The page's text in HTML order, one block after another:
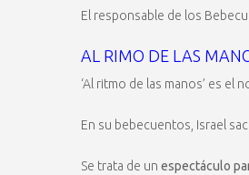
El responsable de los
AL RIMO DE LAS
‘Al ritmo de las manos’ es el
En su bebecuentos, Israel
Se trata de un espectáculo